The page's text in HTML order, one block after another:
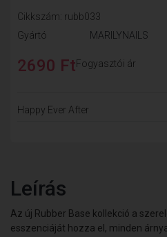
Cikkszám: rubb033
Gyártó
MARILYNAILS
Fogyasztói ár
2690 Ft
Happy Ever After
Leírás
Az új Rubber Base kollekció a
esszenciáját hozza el, minden